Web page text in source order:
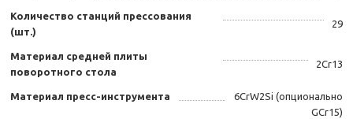
Количество станций прессования
(шт.)
29
Материал средней плиты
поворотного стола
2Cr13
Материал пресс-инструмента
6CrW2Si (опционально
GCr15)